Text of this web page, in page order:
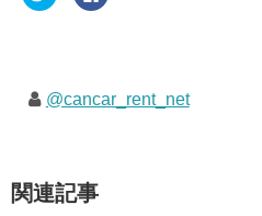
i
t
有
(
で
共
@cancar_rent_net
関連記事